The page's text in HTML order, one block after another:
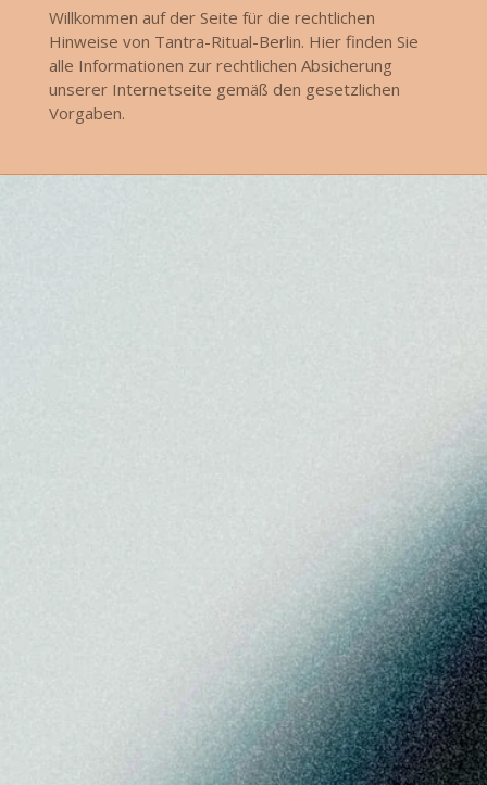
Willkommen auf der Seite für die rechtlichen
Hinweise von Tantra-Ritual-Berlin. Hier finden Sie
alle Informationen zur rechtlichen Absicherung
unserer Internetseite gemäß den gesetzlichen
Vorgaben.